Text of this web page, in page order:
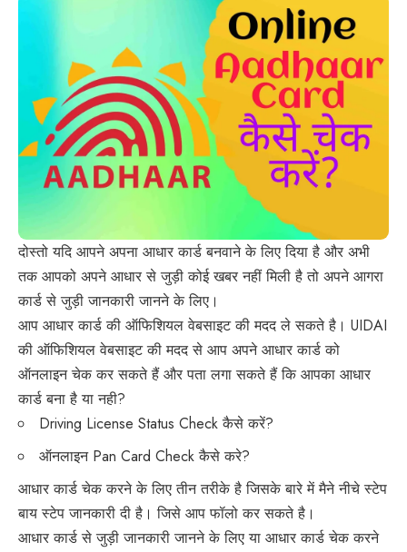
दोस्तो यदि आपने अपना आधार कार्ड बनवाने के लिए दिया है और अभी
तक आपको अपने आधार से जुड़ी कोई खबर नहीं मिली है तो अपने आगरा
कार्ड से जुड़ी जानकारी जानने के लिए।
आप आधार कार्ड की ऑफिशियल वेबसाइट की मदद ले सकते है। UIDAI
की ऑफिशियल वेबसाइट की मदद से आप अपने आधार कार्ड को
ऑनलाइन चेक कर सकते हैं और पता लगा सकते हैं कि आपका आधार
कार्ड बना है या नही?
Driving License Status Check कैसे करें?
ऑनलाइन Pan Card Check कैसे करे?
आधार कार्ड चेक करने के लिए तीन तरीके है जिसके बारे में मैने नीचे स्टेप
बाय स्टेप जानकारी दी है। जिसे आप फॉलो कर सकते है।
आधार कार्ड से जुड़ी जानकारी जानने के लिए या आधार कार्ड चेक करने